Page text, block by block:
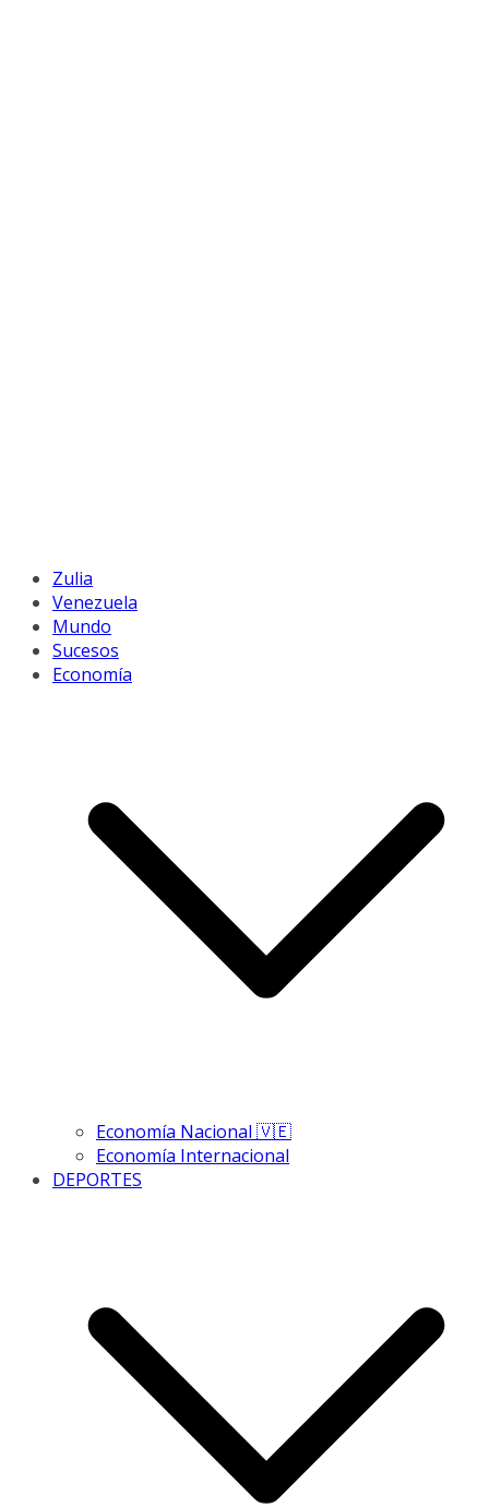
Zulia
Venezuela
Mundo
Sucesos
Economía
Economía Nacional 🇻🇪
Economía Internacional
DEPORTES